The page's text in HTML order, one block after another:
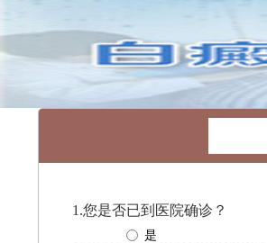
1.您是否已到医院确诊？
是